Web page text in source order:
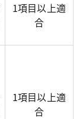
1項目以上適
合
1項目以上適
合